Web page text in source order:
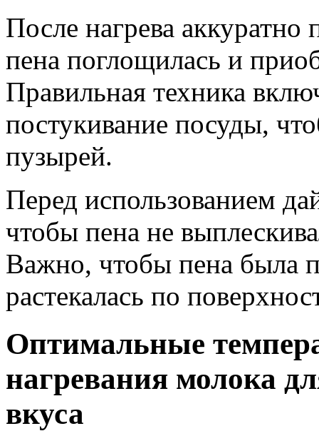
После нагрева
пена поглощилась и
Правильная техника
постукивание посуды,
пузырей.
Перед использованием
чтобы пена не
Важно, чтобы пена была
растекалась по
Оптимальные
нагревания молока
вкуса